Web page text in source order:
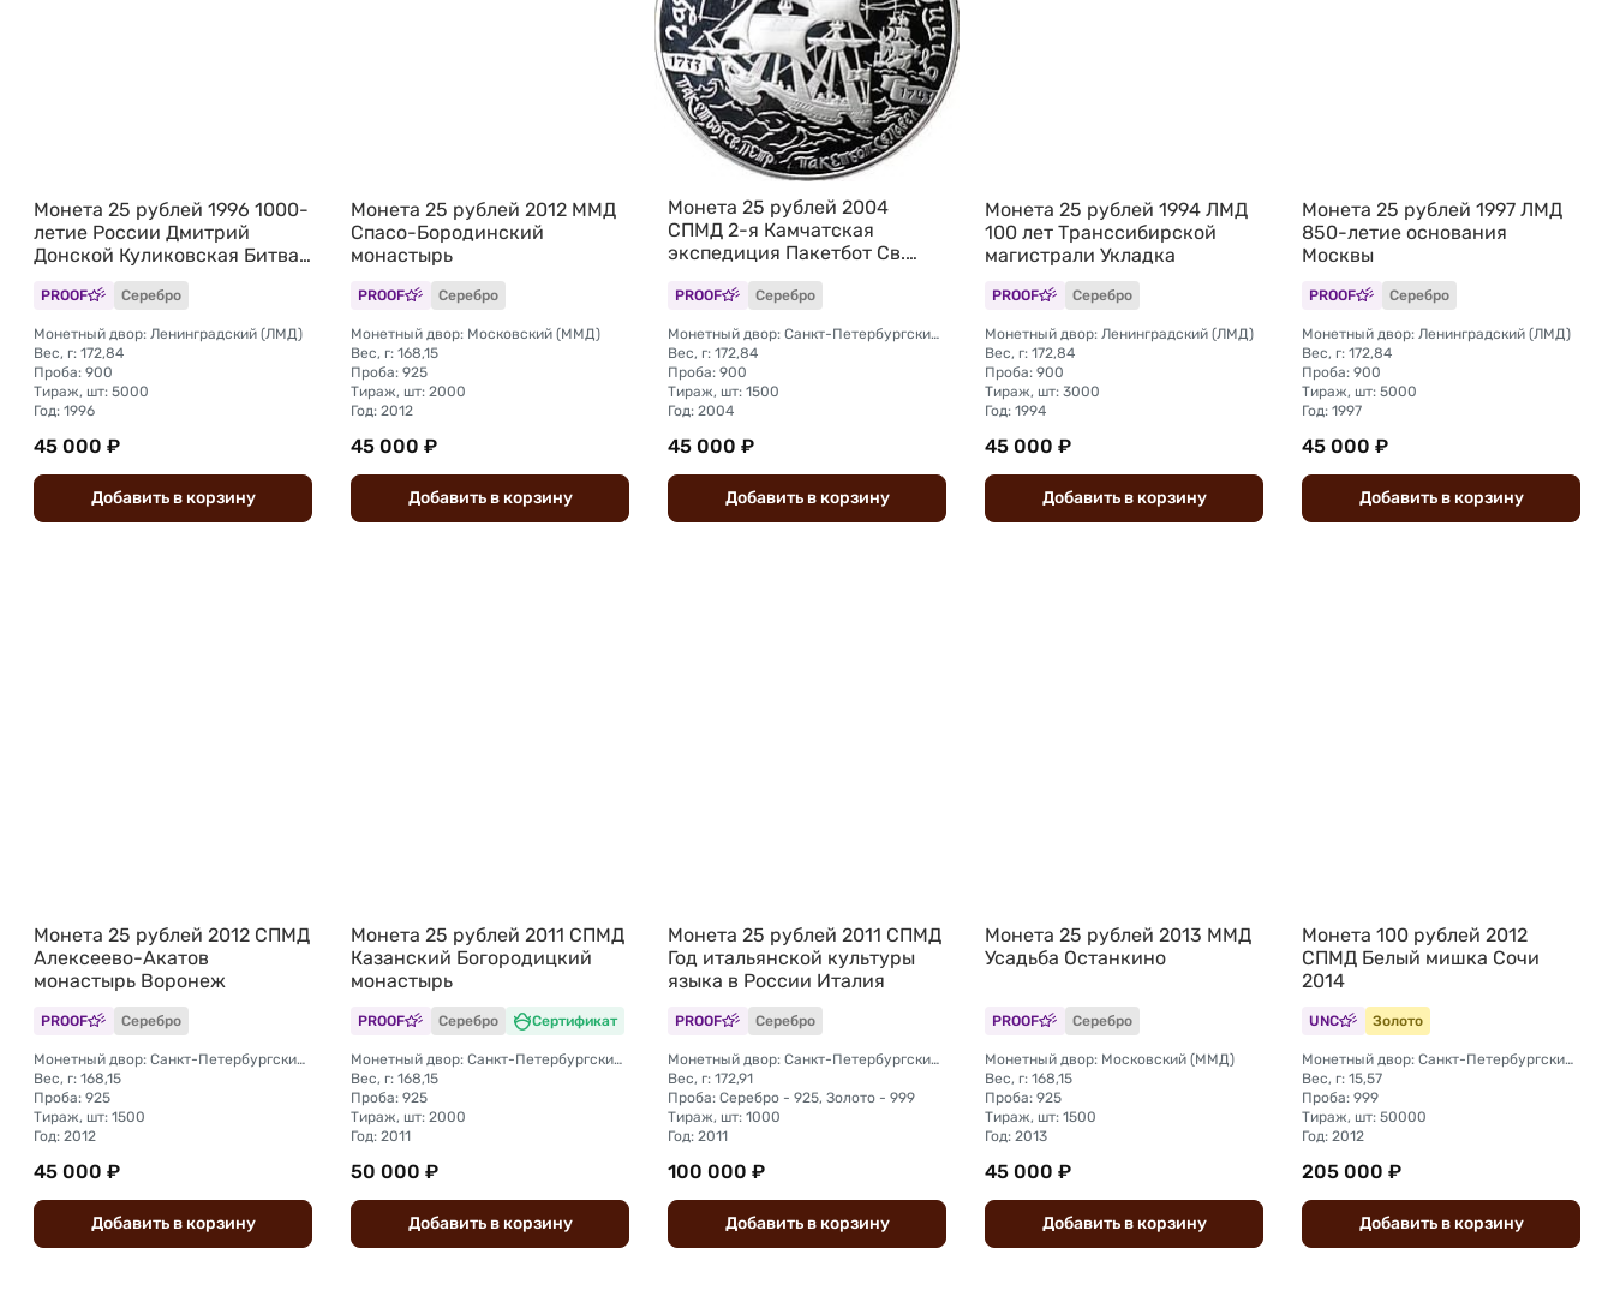
Монета 25 рублей 1996 1000-
летие России Дмитрий
Донской Куликовская Битва
PROOF Серебро
Монетный двор: Ленинградский (ЛМД)
Вес, г: 172,84
Проба: 900
Тираж, шт: 5000
Год: 1996
45 000 ₽
Добавить вкорзину
Монета 25 рублей 2012 ММД
Спасо-Бородинский
монастырь
PROOF Серебро
Монетный двор: Московский (ММД)
Вес, г: 168,15
Проба: 925
Тираж, шт: 2000
Год: 2012
45 000 ₽
Добавить вкорзину
Монета 25 рублей 2004
СПМД 2-я Камчатская
экспедиция Пакетбот Св.
Петр, Павел
PROOF Серебро
Монетный двор: Санкт-Петербургский (СПМД)
Вес, г: 172,84
Проба: 900
Тираж, шт: 1500
Год: 2004
45 000 ₽
Добавить вкорзину
Монета 25 рублей 1994 ЛМД
100 лет Транссибирской
магистрали Укладка
PROOF Серебро
Монетный двор: Ленинградский (ЛМД)
Вес, г: 172,84
Проба: 900
Тираж, шт: 3000
Год: 1994
45 000 ₽
Добавить вкорзину
Монета 25 рублей 1997 ЛМД
850-летие основания
Москвы
PROOF Серебро
Монетный двор: Ленинградский (ЛМД)
Вес, г: 172,84
Проба: 900
Тираж, шт: 5000
Год: 1997
45 000 ₽
Добавить вкорзину
Монета 25 рублей 2012 СПМД
Алексеево-Акатов
монастырь Воронеж
PROOF Серебро
Монетный двор: Санкт-Петербургский (СПМД)
Вес, г: 168,15
Проба: 925
Тираж, шт: 1500
Год: 2012
45 000 ₽
Добавить вкорзину
Монета 25 рублей 2011 СПМД
Казанский Богородицкий
монастырь
PROOF Серебро Сертификат
Монетный двор: Санкт-Петербургский (СПМД)
Вес, г: 168,15
Проба: 925
Тираж, шт: 2000
Год: 2011
50 000 ₽
Добавить вкорзину
Монета 25 рублей 2011 СПМД
Год итальянской культуры
языка в России Италия
PROOF Серебро
Монетный двор: Санкт-Петербургский (СПМД)
Вес, г: 172,91
Проба: Серебро - 925, Золото - 999
Тираж, шт: 1000
Год: 2011
100 000 ₽
Добавить вкорзину
Монета 25 рублей 2013 ММД
Усадьба Останкино
PROOF Серебро
Монетный двор: Московский (ММД)
Вес, г: 168,15
Проба: 925
Тираж, шт: 1500
Год: 2013
45 000 ₽
Добавить вкорзину
Монета 100 рублей 2012
СПМД Белый мишка Сочи
2014
UNC Золото
Монетный двор: Санкт-Петербургский (СПМД)
Вес, г: 15,57
Проба: 999
Тираж, шт: 50000
Год: 2012
205 000 ₽
Добавить вкорзину